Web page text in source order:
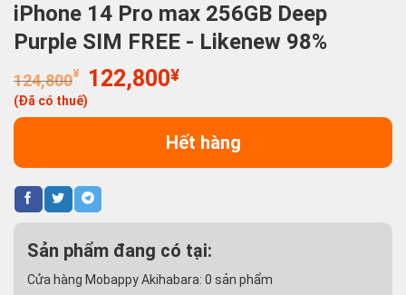
iPhone 14 Pro max 256GB Deep
Purple SIM FREE - Likenew 98%
124,800¥
Giá
gốc
là:
124,800¥.
122,800¥Giá
tại
là:
122,800¥.
(Đã có thuế)
Hết hàng
Sản phẩm đang có tại:
Cửa hàng Mobappy Akihabara: 0 sản phẩm